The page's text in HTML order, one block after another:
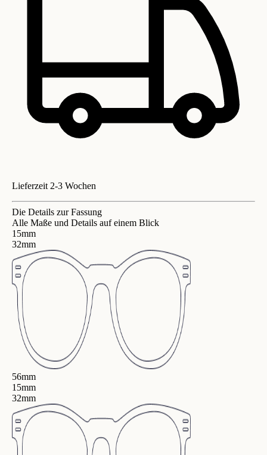
Lieferzeit 2-3 Wochen
Die Details zur Fassung
Alle Maße und Details auf einem Blick
15mm
32mm
56mm
15mm
32mm